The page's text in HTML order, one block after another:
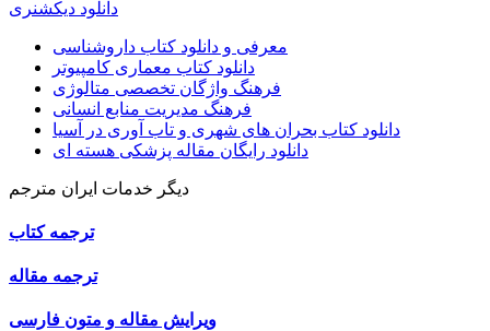
دانلود دیکشنری
معرفی و دانلود کتاب داروشناسی
دانلود کتاب معماری کامپیوتر
فرهنگ واژگان تخصصی متالوژی
فرهنگ مدیریت منابع انسانی
دانلود کتاب بحران های شهری و تاب آوری در آسیا
دانلود رایگان مقاله پزشکی هسته ای
دیگر خدمات ایران مترجم
ترجمه کتاب
ترجمه مقاله
ویرایش مقاله و متون فارسی